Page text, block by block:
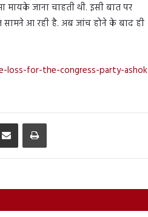
जाना चाहती थी. इसी बात पर
सामने आ रही है. अब जांच होने के बाद ही
loss-for-the-congress-party-
Share via Email Print